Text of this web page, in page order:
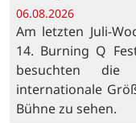
06.08.2026
Am letzten Juli-
14. Burning Q
besuchten die
internationale
Bühne zu sehen.